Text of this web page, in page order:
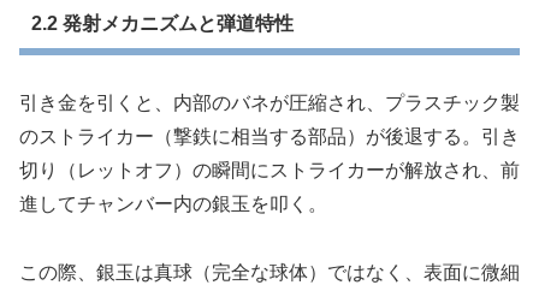
2.2 発射メカニズムと弾道特性
引き金を引くと、内部のバネが圧縮され、プラスチック製
のストライカー（撃鉄に相当する部品）が後退する。引き
切り（レットオフ）の瞬間にストライカーが解放され、前
進してチャンバー内の銀玉を叩く。
この際、銀玉は真球（完全な球体）ではなく、表面に微細